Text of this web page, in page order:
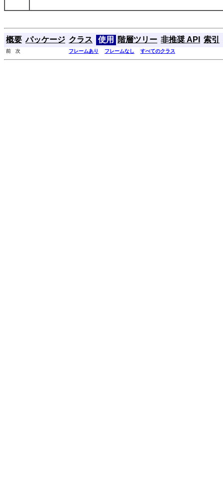
概要 パッケージ クラス 使用 階層ツリー 非推奨 API 索引
前 次 フレームあり フレームなし すべてのクラス